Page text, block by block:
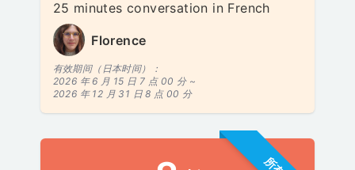
25 minutes conversation in French
Florence
有效期间（日本时间）：
2026 年 6 月 15 日 7 点 00 分 ~
2026 年 12 月 31 日 8 点 00 分